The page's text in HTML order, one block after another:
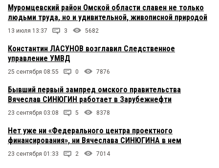
Муромцевский район Омской области славен не только
людьми труда, но и удивительной, живописной природой
13 июля 13:37 3 5682
Константин ЛАСУНОВ возглавил Следственное
управление УМВД
25 сентября 08:55 0 7876
Бывший первый зампред омского правительства
Вячеслав СИНЮГИН работает в Зарубежнефти
23 сентября 03:08 5 8378
Нет уже ни «Федерального центра проектного
финансирования», ни Вячеслава СИНЮГИНА в нем
23 сентября 01:33 2 7014